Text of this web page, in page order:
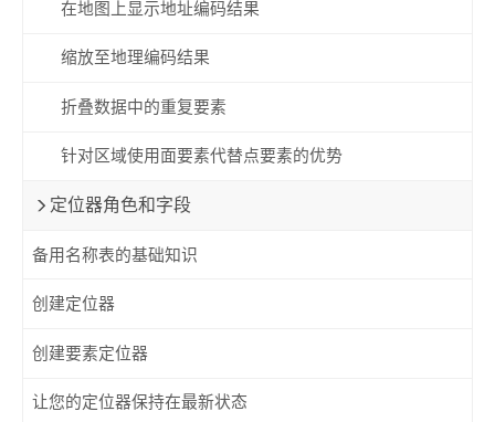
在地图上显示地址编码结果
缩放至地理编码结果
折叠数据中的重复要素
针对区域使用面要素代替点要素的优势
定位器角色和字段
备用名称表的基础知识
创建定位器
创建要素定位器
让您的定位器保持在最新状态